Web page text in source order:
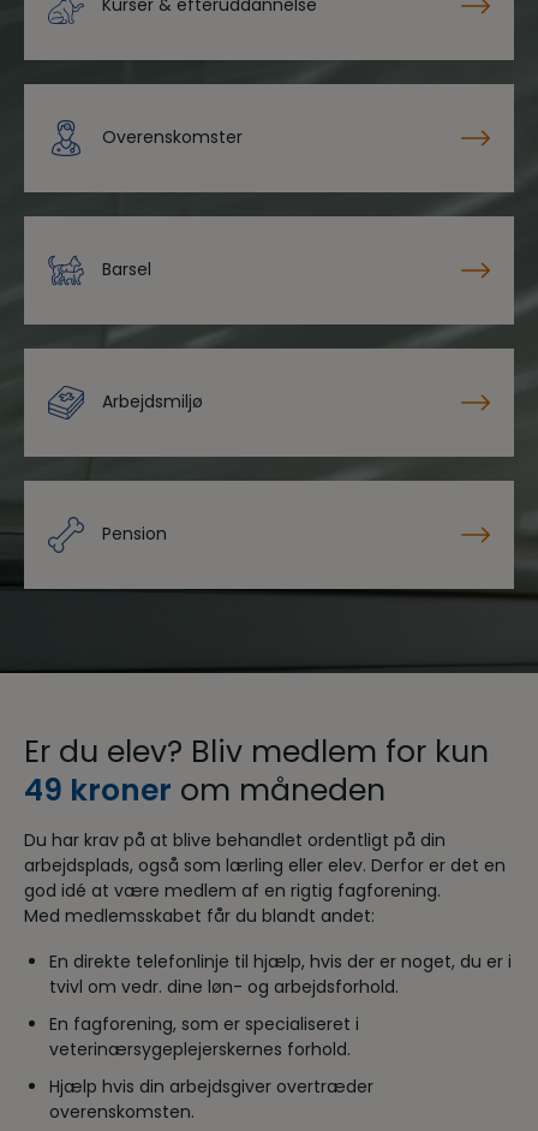
Kurser & efteruddannelse
Overenskomster
Barsel
Arbejdsmiljø
Pension
Er du elev? Bliv medlem for kun
49 kroner om måneden
Du har krav på at blive behandlet ordentligt på din
arbejdsplads, også som lærling eller elev. Derfor er det en
god idé at være medlem af en rigtig fagforening.
Med medlemsskabet får du blandt andet:
En direkte telefonlinje til hjælp, hvis der er noget, du er i
tvivl om vedr. dine løn- og arbejdsforhold.
En fagforening, som er specialiseret i
veterinærsygeplejerskernes forhold.
Hjælp hvis din arbejdsgiver overtræder
overenskomsten.